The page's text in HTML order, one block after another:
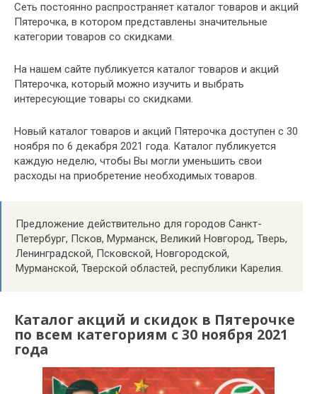
Сеть постоянно распространяет каталог товаров и акций
Пятерочка, в котором представлены значительные
категории товаров со скидками.
На нашем сайте публикуется каталог товаров и акций
Пятерочка, который можно изучить и выбрать
интересующие товары со скидками.
Новый каталог товаров и акций Пятерочка доступен с 30
ноября по 6 декабря 2021 года. Каталог публикуется
каждую неделю, чтобы Вы могли уменьшить свои
расходы на приобретение необходимых товаров.
Предложение действительно для городов Санкт-
Петербург, Псков, Мурманск, Великий Новгород, Тверь,
Ленинградской, Псковской, Новгородской,
Мурманской, Тверской областей, республики Карелия.
Каталог акций и скидок в Пятерочке
по всем категориям с 30 ноября 2021
года